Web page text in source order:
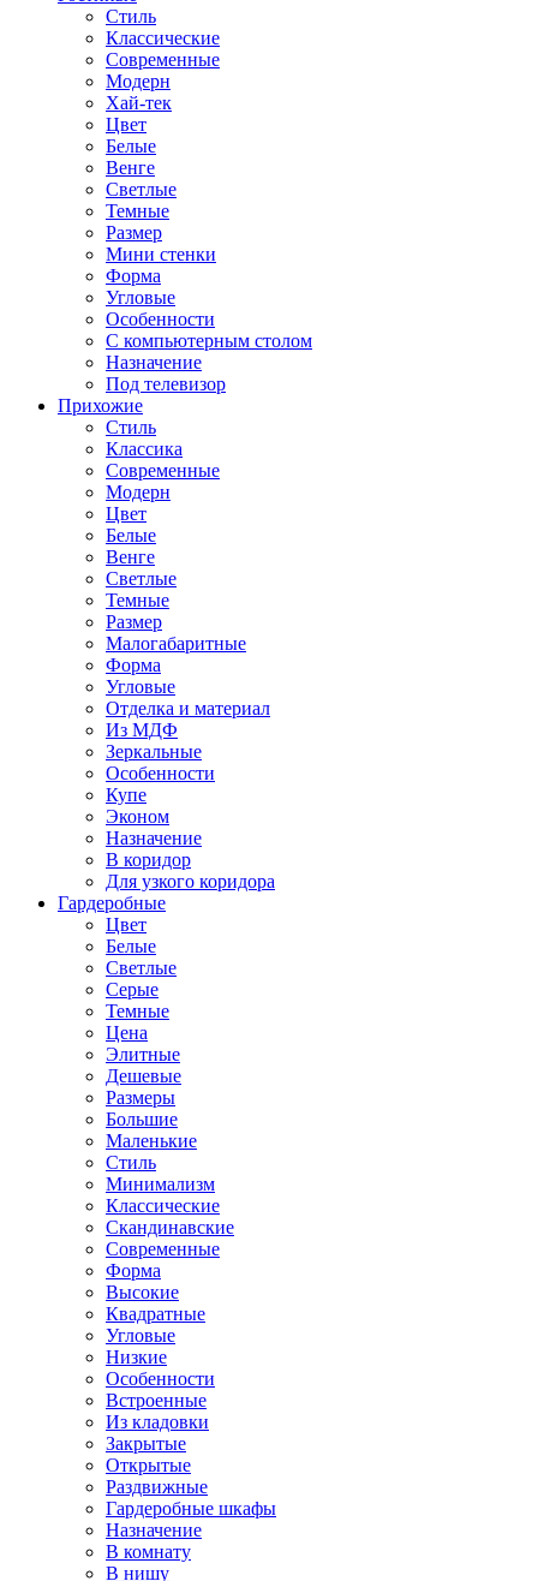
Стиль
Классические
Современные
Модерн
Хай-тек
Цвет
Белые
Венге
Светлые
Темные
Размер
Мини стенки
Форма
Угловые
Особенности
С компьютерным столом
Назначение
Под телевизор
Прихожие
Стиль
Классика
Современные
Модерн
Цвет
Белые
Венге
Светлые
Темные
Размер
Малогабаритные
Форма
Угловые
Отделка и материал
Из МДФ
Зеркальные
Особенности
Купе
Эконом
Назначение
В коридор
Для узкого коридора
Гардеробные
Цвет
Белые
Светлые
Серые
Темные
Цена
Элитные
Дешевые
Размеры
Большие
Маленькие
Стиль
Минимализм
Классические
Скандинавские
Современные
Форма
Высокие
Квадратные
Угловые
Низкие
Особенности
Встроенные
Из кладовки
Закрытые
Открытые
Раздвижные
Гардеробные шкафы
Назначение
В комнату
В нишу